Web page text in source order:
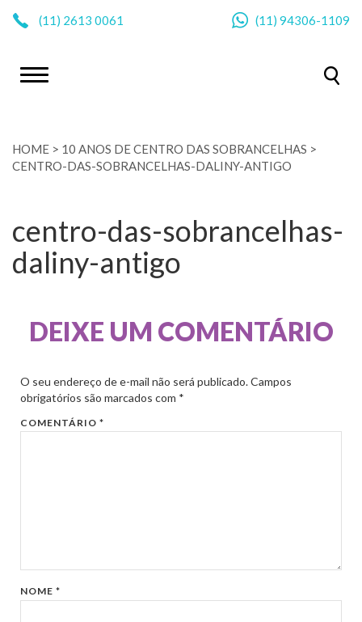
(11) 2613 0061 (11) 94306-1109
HOME > 10 ANOS DE CENTRO DAS SOBRANCELHAS >
CENTRO-DAS-SOBRANCELHAS-DALINY-ANTIGO
centro-das-sobrancelhas-
daliny-antigo
DEIXE UM COMENTÁRIO
O seu endereço de e-mail não será publicado. Campos
obrigatórios são marcados com *
COMENTÁRIO*
NOME*